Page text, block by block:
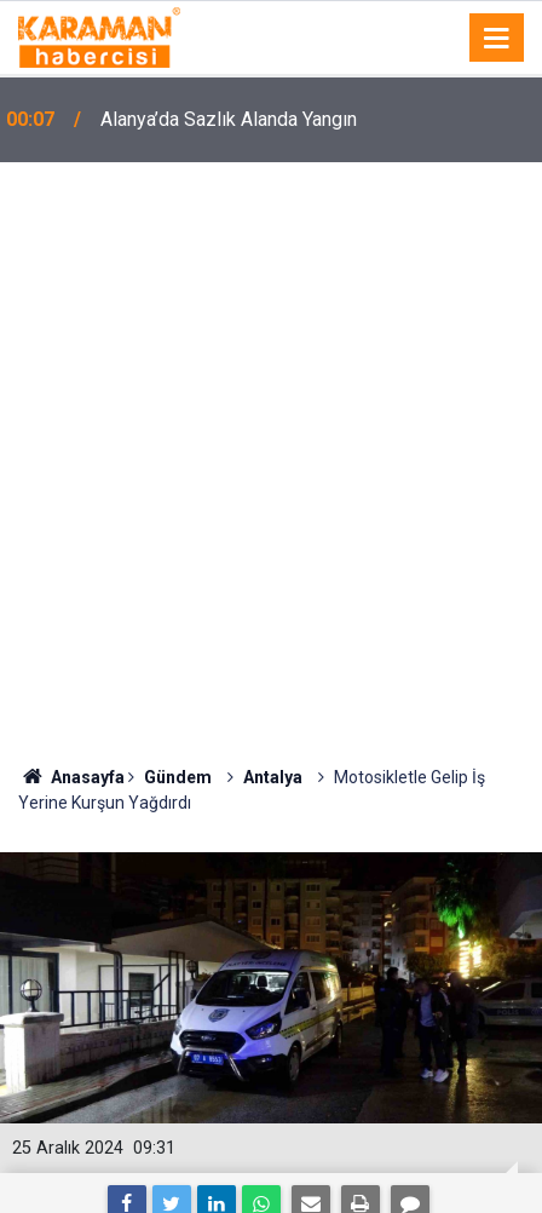
00:07 Alanya’da Sazlık Alanda Yangın
Anasayfa Gündem Antalya
Motosikletle Gelip İş
Yerine Kurşun Yağdırdı
09:31
25 Aralık 2024